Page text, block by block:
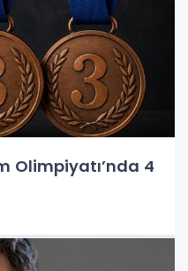
Olimpiyatı’nda 4